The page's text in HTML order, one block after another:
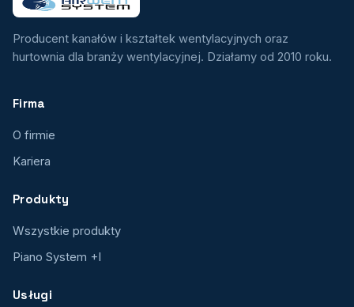
Producent kanałów i kształtek wentylacyjnych oraz
hurtownia dla branży wentylacyjnej. Działamy od 2010 roku.
Firma
O firmie
Kariera
Produkty
Wszystkie produkty
Piano System +I
Usługi